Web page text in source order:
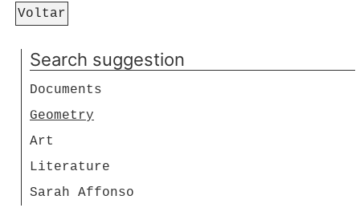
Voltar
Search suggestion
Documents
Geometry
Art
Literature
Sarah Affonso